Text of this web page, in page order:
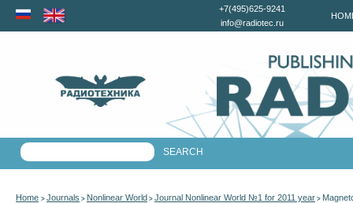
+7(495)625-9241
info@radiotec.ru
Home > Journals > Nonlinear World > Journal Nonlinear World №1 for 2011 year >